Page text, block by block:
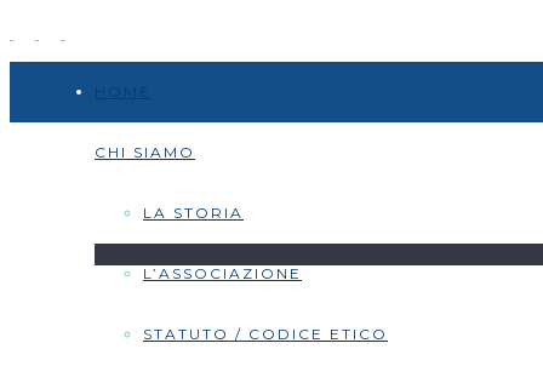
CHI SIAMO
LA STORIA
L’ASSOCIAZIONE
STATUTO / CODICE ETICO